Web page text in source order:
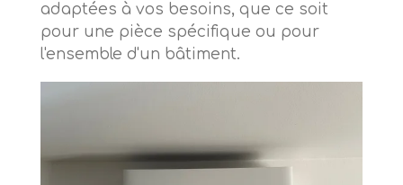
adaptées à vos besoins, que ce soit
pour une pièce spécifique ou pour
l'ensemble d'un bâtiment.